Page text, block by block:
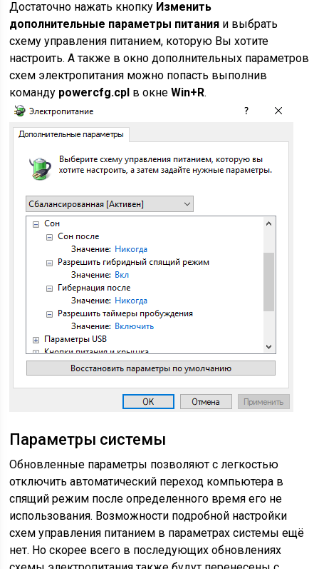
Достаточно нажать кнопку Изменить
дополнительные параметры питания и выбрать
схему управления питанием, которую Вы хотите
настроить. А также в окно дополнительных параметров
схем электропитания можно попасть выполнив
команду powercfg.cpl в окнеWin+R.
Параметры системы
Обновленные параметры позволяют с легкостью
отключить автоматический переход компьютера в
спящий режим после определенного время его не
использования. Возможности подробной настройки
схем управления питанием в параметрах системы ещё
нет. Но скорее всего в последующих обновлениях